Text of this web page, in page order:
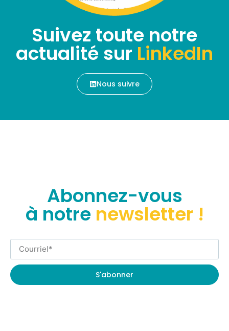
Suivez toute notre
actualité sur LinkedIn
Nous suivre
Abonnez-vous
à notre newsletter !
S'abonner